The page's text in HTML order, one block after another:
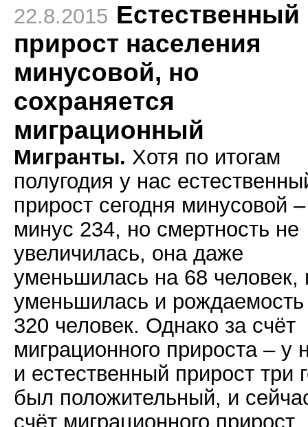
22.8.2015 Естественный
прирост населения
минусовой, но
сохраняется
миграционный
Мигранты. Хотя по итогам
полугодия у нас
прирост сегодня минусовой –
минус 234, но смертность не
увеличилась, она даже
уменьшилась на 68 человек,
уменьшилась и
320 человек. Однако за счёт
миграционного прироста – у
и естественный прирост три
был положительный, и
счёт миграционного прирост